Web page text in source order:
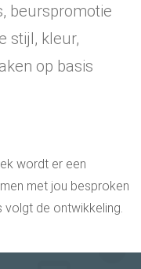
beurspromotie
stijl, kleur,
op basis
wordt er een
met jou besproken
de ontwikkeling.